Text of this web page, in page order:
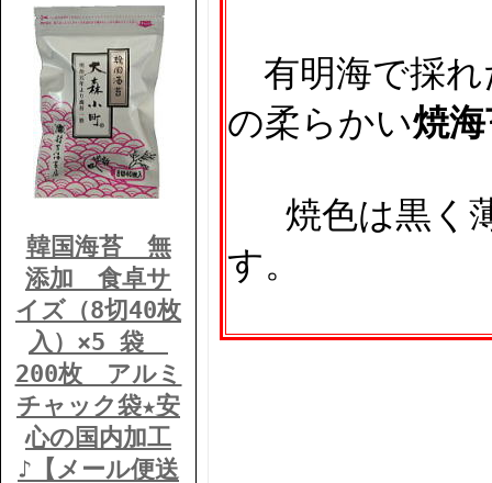
韓国海苔 無
添加 食卓サ
イズ（8切40枚
入）×5 袋
200枚 アルミ
チャック袋★安
心の国内加工
♪【メール便送
有明海で採れ
の柔らかい焼
焼色は黒く
す。